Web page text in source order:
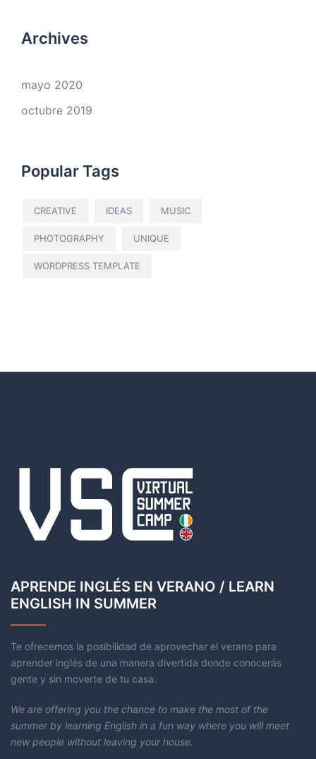
Archives
mayo 2020
octubre 2019
Popular Tags
CREATIVE IDEAS MUSIC
PHOTOGRAPHY UNIQUE
WORDPRESS TEMPLATE
APRENDE INGLÉS EN VERANO / LEARN
ENGLISH IN SUMMER
Te ofrecemos la posibilidad de aprovechar el verano para
aprender inglés de una manera divertida donde conocerás
gente y sin moverte de tu casa.
We are offering you the chance to make the most of the
summer by learning English in a fun way where you will meet
new people without leaving your house.